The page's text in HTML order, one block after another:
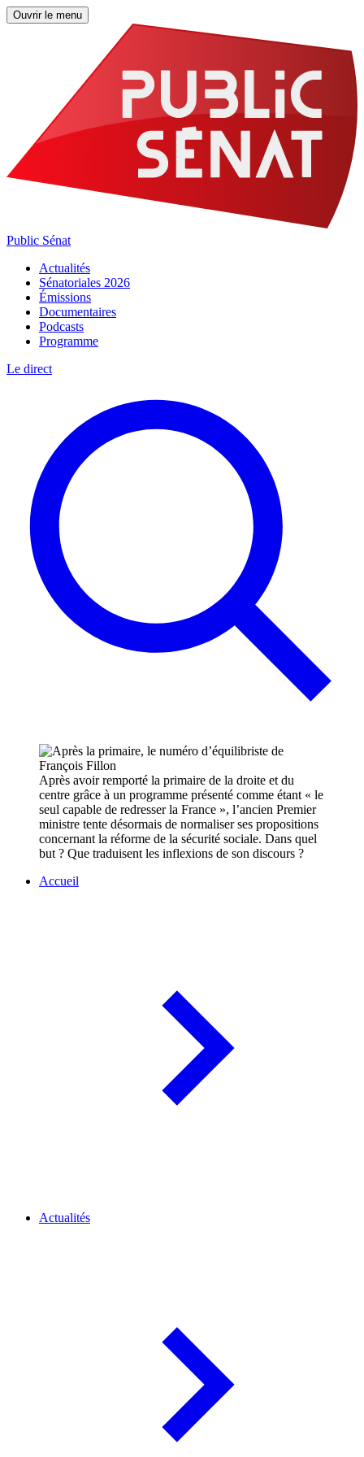
Ouvrir le menu
Public Sénat
Actualités
Sénatoriales 2026
Émissions
Documentaires
Podcasts
Programme
Le direct
Après avoir remporté la primaire de la droite et du
centre grâce à un programme présenté comme étant « le
seul capable de redresser la France », l’ancien Premier
ministre tente désormais de normaliser ses propositions
concernant la réforme de la sécurité sociale. Dans quel
but ? Que traduisent les inflexions de son discours ?
Accueil
Actualités